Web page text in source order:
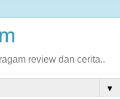
review dan cerita..
▼